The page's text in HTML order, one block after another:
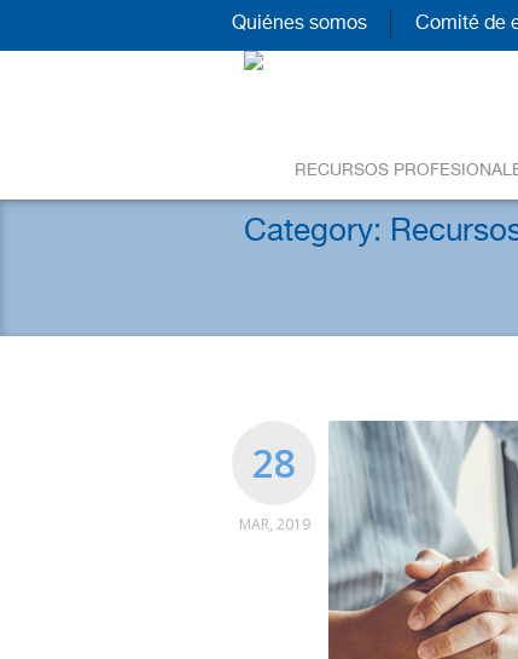
Quiénes somos Comité de
RECURSOS
Category:
28
MAR, 2019